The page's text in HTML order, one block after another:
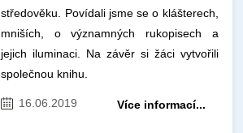
středověku. Povídali jsme se o klášterech,
mniších, o významných rukopisech a
jejich iluminaci. Na závěr si žáci vytvořili
společnou knihu.
16.06.2019 Více informací...